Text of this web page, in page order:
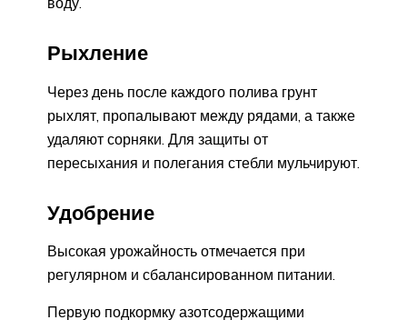
Рыхление
Через день после каждого полива грунт
рыхлят, пропалывают между рядами, а также
удаляют сорняки. Для защиты от
пересыхания и полегания стебли мульчируют.
Удобрение
Высокая урожайность отмечается при
регулярном и сбалансированном питании.
Первую подкормку азотсодержащими